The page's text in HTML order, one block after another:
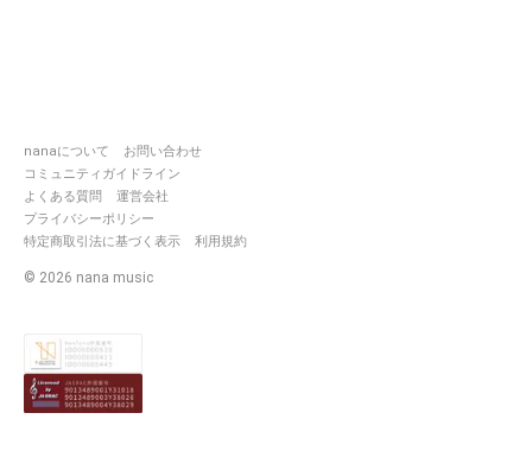
nanaについて
お問い合わせ
コミュニティガイドライン
よくある質問
運営会社
プライバシーポリシー
特定商取引法に基づく表示
利用規約
© 2026 nana music